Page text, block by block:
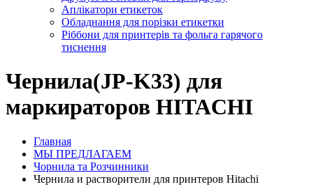
Аплікатори етикеток
Обладнання для порізки етикетки
Ріббони для принтерів та фольга гарячого
тиснення
Чернила(JP-K33) для
маркираторов HITACHI
Главная
МЫ ПРЕДЛАГАЕМ
Чорнила та Розчинники
Чернила и растворители для принтеров Hitachi